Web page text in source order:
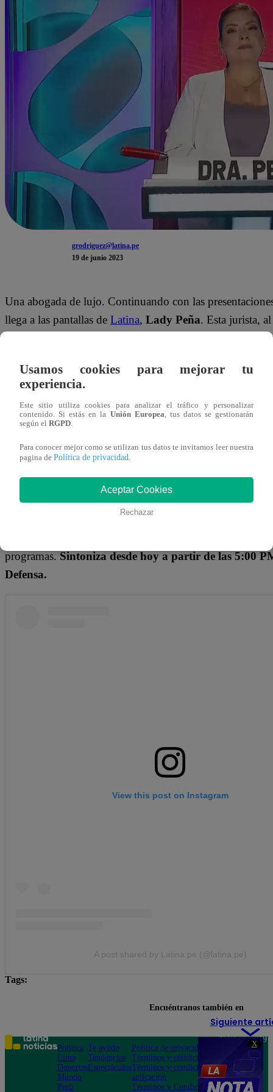
X
grodriguez@latina.pe
19 de junio 2023
Una abogada de lujo. Continuando con las
llega a las pantallas de Latina, Lady Peña. Esta jurista,
promete absolver todas las dudas, consultas, resolver
Lady Peña es licenciada en Derecho por la
Familia.Empezó a ejercer esta carrera como
al estudio Torres y Torres Lara. Actualmente
conflictos en la Universidad San Martín de Porres.
nacionales como el EMPOWER222,
femenino. Allí brindó asesoría legal sobre temas de
programas. Sintoniza desde hoy a partir de las 5:00
Defensa.
View this post on Instagram
A post shared by Latina.pe (@latina.pe)
Tags:
Siguiente
Usamos cookies para mejorar tu
experiencia.
Este sitio utiliza cookies para analizar el tráfico y personalizar
contenido. Si estás en la Unión Europea , tus datos se gestionarán
según el RGPD
Para conocer mejor como se utilizan tus datos te invitamos leer nuestra
pagina de Política de privacidad
Aceptar Cookies
Rechazar
Encuéntranos también en
Política
Lima
Deportes
Mundo
Perú
Te ayudo
Tendencias
Espectáculos
Política de privacidad
Términos y condiciones
Términos y condiciones
aplicación
Términos y Condiciones
Teléfono: 219
Av. San
Felipe 968
Jesús María